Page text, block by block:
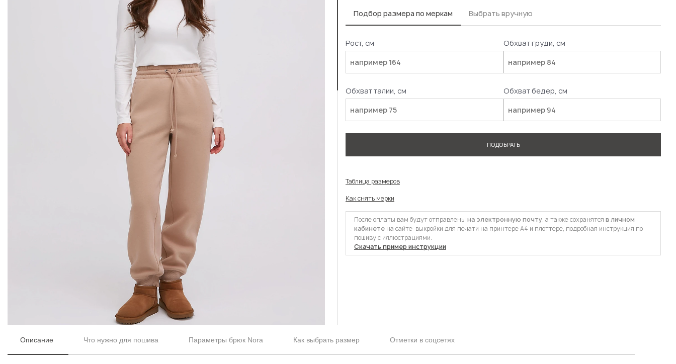
Подбор размера по меркам Выбрать вручную
Рост, см Обхват груди, см
Обхват талии, см Обхват бедер, см
ПОДОБРАТЬ
Таблица размеров
Как снять мерки
После оплаты вам будут отправлены на электронную почту, а также сохранятся в личном
кабинете на сайте: выкройки для печати на принтере А4 и плоттере, подробная инструкция по
пошиву с иллюстрациями.
Скачать пример инструкции
Описание Что нужно для пошива Параметры брюк Nora Как выбрать размер Отметки в соцсетях